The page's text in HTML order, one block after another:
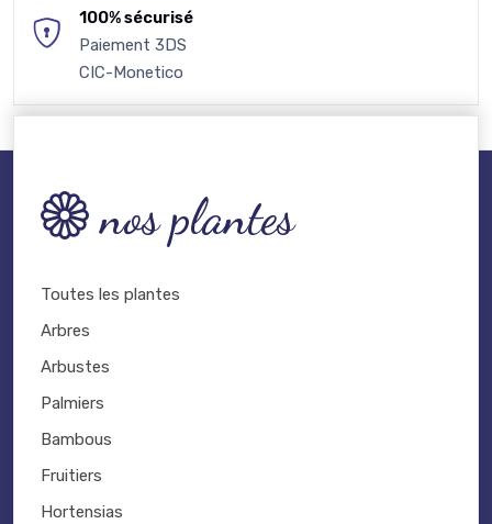
100% sécurisé
Paiement 3DS
CIC-Monetico
nos plantes
Toutes les plantes
Arbres
Arbustes
Palmiers
Bambous
Fruitiers
Hortensias